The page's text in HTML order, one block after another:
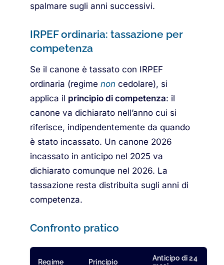
spalmare sugli anni successivi.
IRPEF ordinaria: tassazione per
competenza
Se il canone è tassato con IRPEF
ordinaria (regime non cedolare), si
applica il principio di competenza: il
canone va dichiarato nell’anno cui si
riferisce, indipendentemente da quando
è stato incassato. Un canone 2026
incassato in anticipo nel 2025 va
dichiarato comunque nel 2026. La
tassazione resta distribuita sugli anni di
competenza.
Confronto pratico
Regime Principio
Anticipo di 24